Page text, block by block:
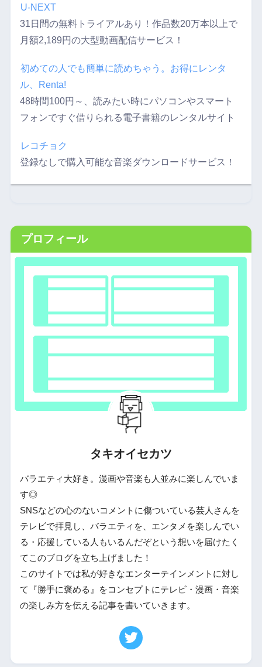
U-NEXT
31日間の無料トライアルあり！作品数20万本以上で
月額2,189円の大型動画配信サービス！
初めての人でも簡単に読めちゃう。お得にレンタ
ル、Renta!
48時間100円～、読みたい時にパソコンやスマート
フォンですぐ借りられる電子書籍のレンタルサイト
レコチョク
登録なしで購入可能な音楽ダウンロードサービス！
プロフィール
タキオイセカツ
バラエティ大好き。漫画や音楽も人並みに楽しんでいま
す◎
SNSなどの心のないコメントに傷ついている芸人さんを
テレビで拝見し、バラエティを、エンタメを楽しんでい
る・応援している人もいるんだぞという想いを届けたく
てこのブログを立ち上げました！
このサイトでは私が好きなエンターテインメントに対し
て『勝手に褒める』をコンセプトにテレビ・漫画・音楽
の楽しみ方を伝える記事を書いていきます。